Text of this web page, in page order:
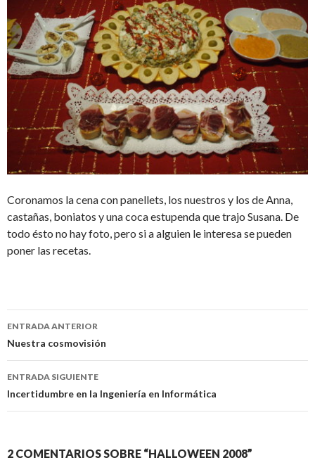
Coronamos la cena con panellets, los nuestros y los de Anna,
castañas, boniatos y una coca estupenda que trajo Susana. De
todo ésto no hay foto, pero si a alguien le interesa se pueden
poner las recetas.
Navegación
de
entradas
ENTRADA ANTERIOR
Nuestra cosmovisión
ENTRADA SIGUIENTE
Incertidumbre en la Ingeniería en Informática
2 COMENTARIOS SOBRE “HALLOWEEN 2008”